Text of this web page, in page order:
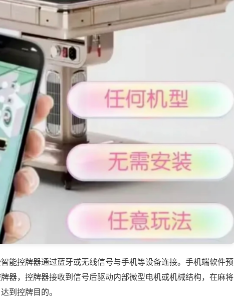
能控牌器通过蓝牙或无线信号与手机等设备连接。手机端软件预
器，控牌器接收到信号后驱动内部微型电机或机械结构，在麻将
到控牌目的。